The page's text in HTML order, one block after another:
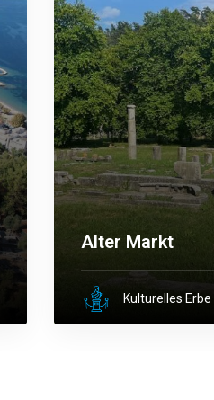
Alter Markt
Kulturelles Erbe